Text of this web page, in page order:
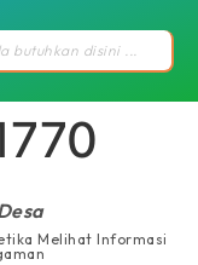
Melihat Informasi